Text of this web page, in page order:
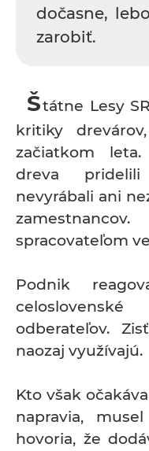
dočasne,
zarobiť.
Štátne Lesy
kritiky
začiatkom
dreva
nevyrábali ani
spracovateľom
Podnik
odberateľov.
naozaj využívajú.
Kto však
napravia,
hovoria, že